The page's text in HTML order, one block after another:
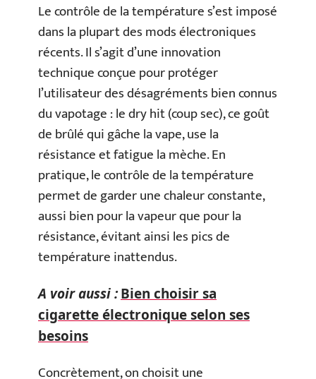
Le contrôle de la température s’est imposé
dans la plupart des mods électroniques
récents. Il s’agit d’une innovation
technique conçue pour protéger
l’utilisateur des désagréments bien connus
du vapotage : le dry hit (coup sec), ce goût
de brûlé qui gâche la vape, use la
résistance et fatigue la mèche. En
pratique, le contrôle de la température
permet de garder une chaleur constante,
aussi bien pour la vapeur que pour la
résistance, évitant ainsi les pics de
température inattendus.
A voir aussi :Bien choisir sa
cigarette électronique selon ses
besoins
Concrètement, on choisit une